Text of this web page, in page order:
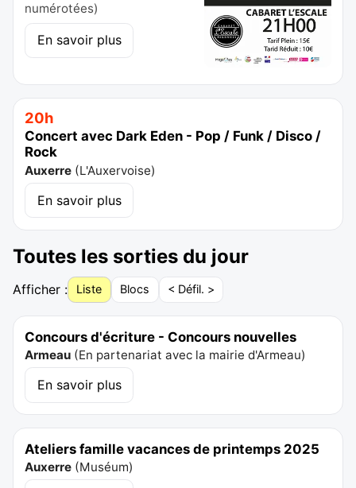
numérotées)
En savoir plus
20h
Concert avec Dark Eden - Pop / Funk / Disco /
Rock
Auxerre (L'Auxervoise)
En savoir plus
Toutes les sorties du jour
Afficher : Liste Blocs < Défil. >
Concours d'écriture - Concours nouvelles
Armeau (En partenariat avec la mairie d'Armeau)
En savoir plus
Ateliers famille vacances de printemps 2025
Auxerre (Muséum)